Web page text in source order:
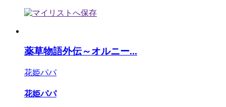
薬草物語外伝～オルニー...
花姫パパ
花姫パパ